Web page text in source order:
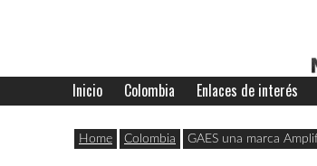
Negocios
Últimas
noticias,
Inicio Colombia Enlaces de interés
Home Colombia GAES una marca